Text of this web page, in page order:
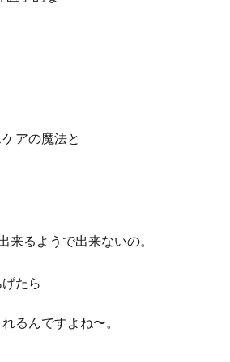
アの魔法と
来るようで出来ないの。
たら
るんですよね〜。